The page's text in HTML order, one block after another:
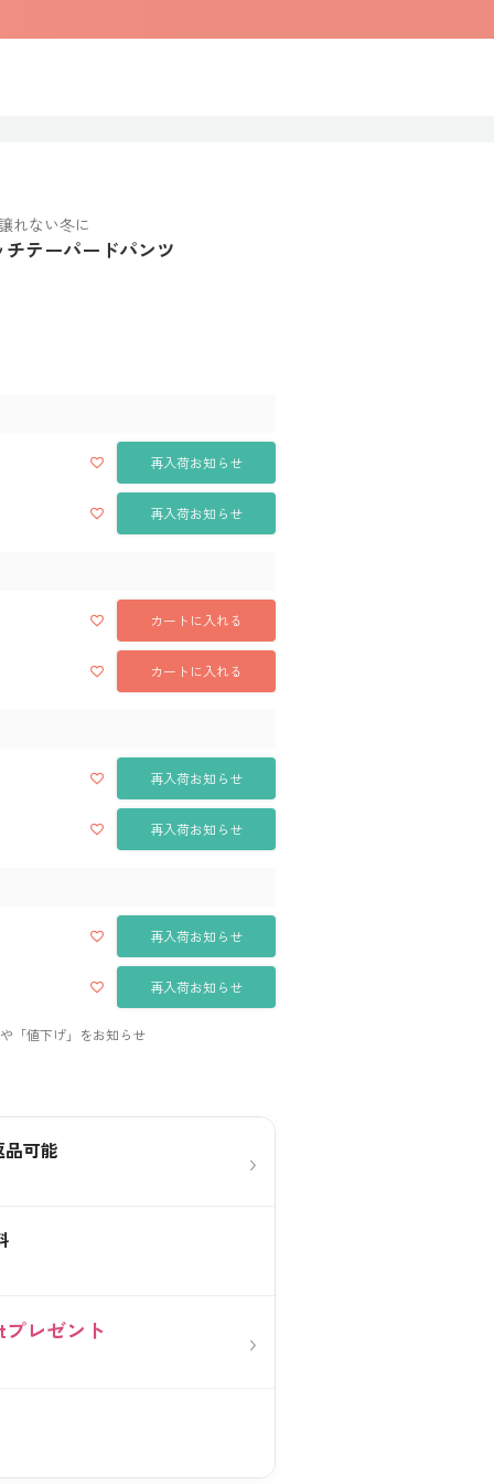
れない冬に
チテーパードパンツ
再入荷お知らせ
再入荷お知らせ
カートに入れる
カートに入れる
再入荷お知らせ
再入荷お知らせ
再入荷お知らせ
再入荷お知らせ
可能 ›
プレゼント ›